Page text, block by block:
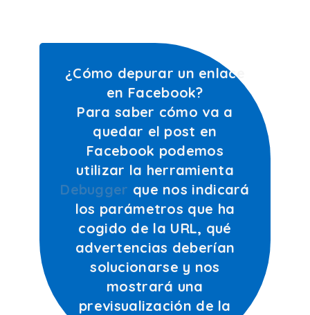
¿Cómo depurar un enlace
en Facebook?
Para saber cómo va a
quedar el post en
Facebook podemos
utilizar la herramienta
Debugger que nos indicará
los parámetros que ha
cogido de la URL, qué
advertencias deberían
solucionarse y nos
mostrará una
previsualización de la